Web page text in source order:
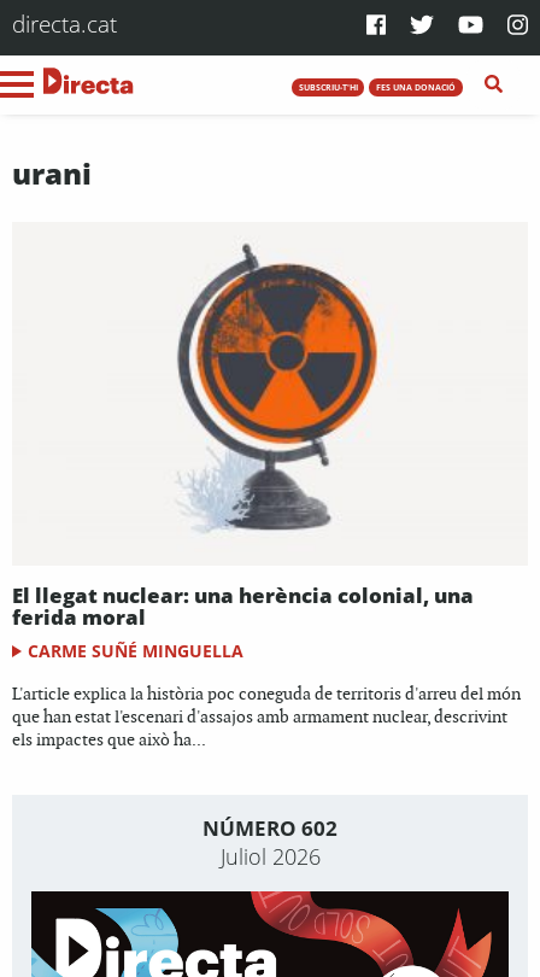
directa.cat
SUBSCRIU-T'HI FES UNA DONACIÓ
urani
El llegat nuclear: una herència colonial, una
ferida moral
CARME SUÑÉ MINGUELLA
L'article explica la història poc coneguda de territoris d'arreu del món
que han estat l'escenari d'assajos amb armament nuclear, descrivint
els impactes que això ha...
NÚMERO 602
Juliol 2026